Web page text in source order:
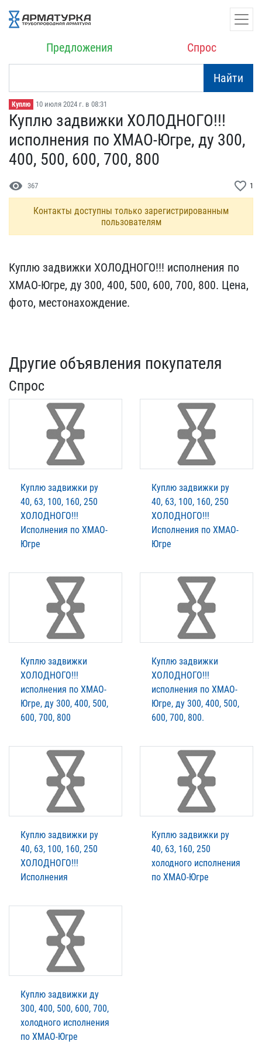
Предложения Спрос
Найти
Куплю 10 июля 2024 г. в 08:31
Куплю задвижки ХОЛОДНОГО​!!!
исполнения по ХМАО-​Югре, ду 300,
400, 500, ​600, 700, 800
visibility 367 favorite_border 1
Контакты доступны только зарегистрированным
пользователям
Куплю задвижки ХОЛОДНОГО​!!! исполнения по
ХМАО-​Югре, ду 300, 400, 500, ​600, 700, 800. Цена,
фот​о, местонахождение.
Другие объявления покупателя
Спрос
Куплю задвижки ру
40, 63, 100, 160, 250
ХОЛОДНОГО!!!
Исполнения по ХМАО-
Югре
Куплю задвижки ру
40, 63, 100, 160, 250
ХОЛОДНОГО!!!
Исполнения по ХМАО-
Югре
Куплю задвижки
ХОЛОДНОГО!!!
исполнения по ХМАО-
Югре, ду 300, 400, 500,
600, 700, 800
Куплю задвижки
ХОЛОДНОГО!!!
исполнения по ХМАО-
Югре, ду 300, 400, 500,
600, 700, 800.
Куплю задвижки ру
40, 63, 100, 160, 250
ХОЛОДНОГО!!!
Исполнения
Куплю задвижки ру
40, 63, 160, 250
холодного исполнения
по ХМАО-Югре
Куплю задвижки ду
300, 400, 500, 600, 700,
холодного исполнения
по ХМАО-Югре